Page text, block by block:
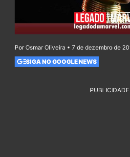
Por Osmar Oliveira • 7 de dezembro de
SIGA NO GOOGLE NEWS
PUBLICIDADE